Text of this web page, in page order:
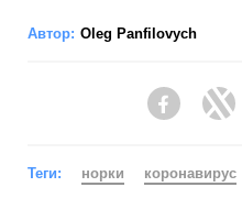
Автор: Oleg Panfilovych
Facebook
Теги: норки коронавирус